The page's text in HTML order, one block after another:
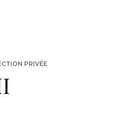
PRIVÉE